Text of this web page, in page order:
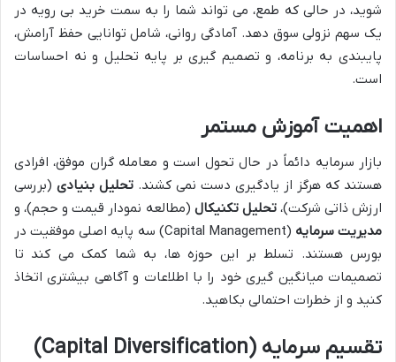
شوید، در حالی که طمع، می تواند شما را به سمت خرید بی رویه در
یک سهم نزولی سوق دهد. آمادگی روانی، شامل توانایی حفظ آرامش،
پایبندی به برنامه، و تصمیم گیری بر پایه تحلیل و نه احساسات
است.
اهمیت آموزش مستمر
بازار سرمایه دائماً در حال تحول است و معامله گران موفق، افرادی
هستند که هرگز از یادگیری دست نمی کشند. تحلیل بنیادی (بررسی
ارزش ذاتی شرکت)،تحلیل تکنیکال (مطالعه نمودار قیمت و حجم)، و
مدیریت سرمایه
(Capital Management) سه پایه اصلی موفقیت در
بورس هستند. تسلط بر این حوزه ها، به شما کمک می کند تا
تصمیمات میانگین گیری خود را با اطلاعات و آگاهی بیشتری اتخاذ
کنید و از خطرات احتمالی بکاهید.
تقسیم سرمایه (Capital Diversification)